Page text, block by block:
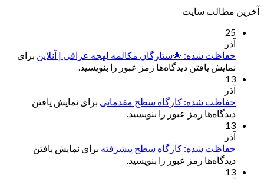
آخرین مطالب سایت
25
آذر
حفاظت شده: 🌟ستارگان مکالمه لهجه عراقی | آنلاین برای
نمایش یافتن دیدگاه‌ها رمز عبور را بنویسید.
13
آذر
حفاظت شده: کارگاه سطح مقدماتی برای نمایش یافتن
دیدگاه‌ها رمز عبور را بنویسید.
13
آذر
حفاظت شده: کارگاه سطح پیشرفته برای نمایش یافتن
دیدگاه‌ها رمز عبور را بنویسید.
13